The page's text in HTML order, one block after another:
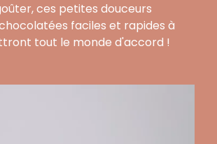
ces petites douceurs
faciles et rapides à
tout le monde d'accord !